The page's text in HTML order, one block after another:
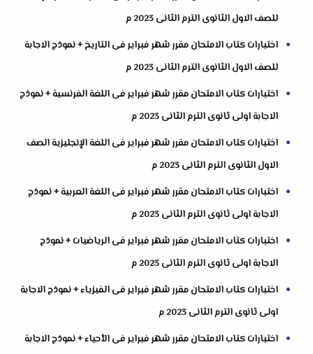
للصف الاول الثانوى الترم الثانى 2023 م
اختبارات كتاب الامتحان مقرر شهر فبراير فى التاريخ + نموذج الاجابة
للصف الاول الثانوى الترم الثانى 2023 م
اختبارات كتاب الامتحان مقرر شهر فبراير فى اللغة الفرنسية + نموذج
الاجابة اولى ثانوى الترم الثانى 2023 م
اختبارات كتاب الامتحان مقرر شهر فبراير فى اللغة الإنجليزية الصف
الاول الثانوى الترم الثانى 2023 م
اختبارات كتاب الامتحان مقرر شهر فبراير فى اللغة العربية + نموذج
الاجابة اولى ثانوى الترم الثانى 2023 م
اختبارات كتاب الامتحان مقرر شهر فبراير فى الرياضيات + نموذج
الاجابة اولى ثانوى الترم الثانى 2023 م
اختبارات كتاب الامتحان مقرر شهر فبراير فى الفيزياء + نموذج الاجابة
اولى ثانوى الترم الثانى 2023 م
اختبارات كتاب الامتحان مقرر شهر فبراير فى الأحياء + نموذج الاجابة